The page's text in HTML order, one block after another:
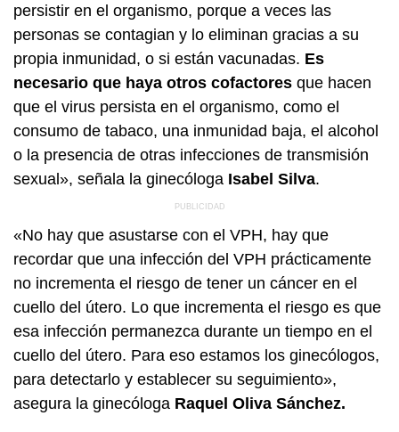
persistir en el organismo, porque a veces las
personas se contagian y lo eliminan gracias a su
propia inmunidad, o si están vacunadas. Es
necesario que haya otros cofactores que hacen
que el virus persista en el organismo, como el
consumo de tabaco, una inmunidad baja, el alcohol
o la presencia de otras infecciones de transmisión
sexual», señala la ginecóloga Isabel Silva.
«No hay que asustarse con el VPH, hay que
recordar que una infección del VPH prácticamente
no incrementa el riesgo de tener un cáncer en el
cuello del útero. Lo que incrementa el riesgo es que
esa infección permanezca durante un tiempo en el
cuello del útero. Para eso estamos los ginecólogos,
para detectarlo y establecer su seguimiento»,
asegura la ginecóloga Raquel Oliva Sánchez.